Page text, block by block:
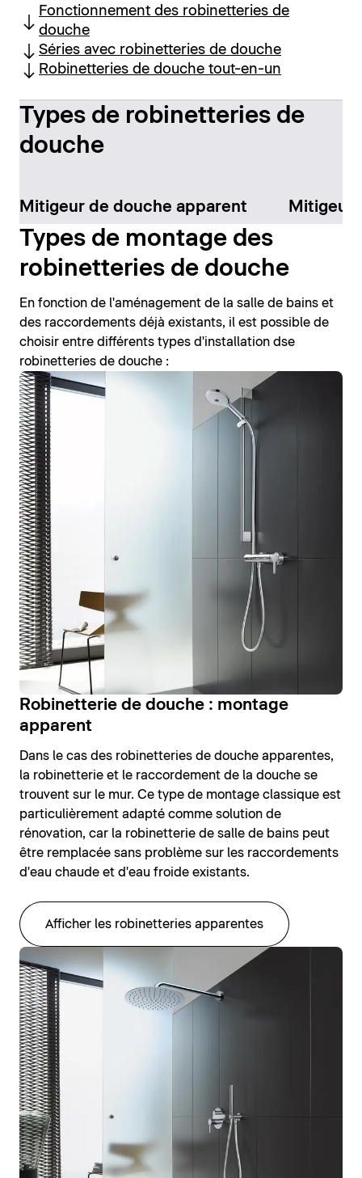
Fonctionnement des robinetteries de
douche
Séries avec robinetteries de douche
Robinetteries de douche tout-en-un
Types de robinetteries de
douche
Mitigeur de douche apparent Mitigeur
Types de montage des
robinetteries de douche
En fonction de l'aménagement de la salle de bains et
des raccordements déjà existants, il est possible de
choisir entre différents types d'installation dse
robinetteries de douche :
Robinetterie de douche : montage
apparent
Dans le cas des robinetteries de douche apparentes,
la robinetterie et le raccordement de la douche se
trouvent sur le mur. Ce type de montage classique est
particulièrement adapté comme solution de
rénovation, car la robinetterie de salle de bains peut
être remplacée sans problème sur les raccordements
d'eau chaude et d'eau froide existants.
Afficher les robinetteries apparentes